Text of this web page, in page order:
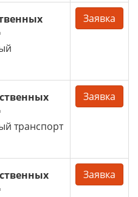
Заявка
транспорт
Заявка
Заявка